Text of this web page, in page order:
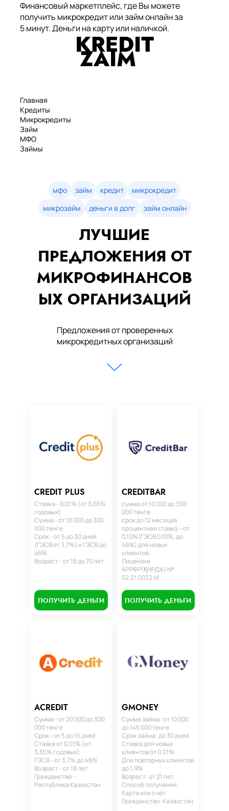
Финансовый маркетплейс, где Вы можете
получить микрокредит или займ онлайн за
5 минут. Деньги на карту или наличкой.
Главная
Кредиты
Микрокредиты
Займ
МФО
Займы
Займы онлайн
Денежные кредиты
мфо займ кредит
микрокредит
микрозайм
деньги в долг займ онлайн
ЛУЧШИЕ
ПРЕДЛОЖЕНИЯ ОТ
МИКРОФИНАНСОВ
ЫХ ОРГАНИЗАЦИЙ
Предложения от проверенных
микрокредитных организаций
CREDIT PLUS
Ставка - 0,01% (от 3,65%
годовых)
Сумма - от 10 000 до 300
000 тенге
Срок - от 5 до 30 дней
(ГЭСВ от 3,7%) и ГЭСВ до
46%
Возраст - от 18 до 70 лет
ПОЛУЧИТЬ ДЕНЬГИ
CREDITBAR
сумма от 10 000 до 300
000 тенге
срок до 12 месяцев
процентная ставка – от
0,10%(ГЭСВ 0,10%, до
46%) для новых
клиентов.
Лицензия
АРРФР(ҚНРДА) №
02.21.0032.М
ПОЛУЧИТЬ ДЕНЬГИ
ACREDIT
Сумма - от 20 000 до 300
000 тенге
Срок - от 5 до 15 дней
Ставка от 0,01% (от
3,65% годовых)
ГЭСВ - от 3,7% до 46%
Возраст - от 18 лет
Гражданство -
Республика Казахстан
GMONEY
Сумма займа: от 10 000
до 145 000 тенге
Срок займа: до 30 дней
Ставка для новых
клиентов от 0,01%.
Для повторных клиентов
до 1,9%
Возраст: от 21 лет
Способ получения:
Карта или счет
Гражданство: Казахстан